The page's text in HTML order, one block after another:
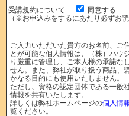
受講規約について
同意する
（※お申込みをするにあたり必ずお
ご入力いただいた貴方のお名前、ご
とが可能な個人情報は、（株）ハウ
り厳重に管理し、ご本人様の承諾な
せん。また、弊社が取り扱う商品、
かなる目的にも使用いたしません。
ただし、資格の認定団体である一般
情報を共有いたします。
詳しくは弊社ホームページの個人情
覧ください。